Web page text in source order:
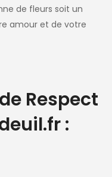
de fleurs soit un
amour et de votre
Respect
: